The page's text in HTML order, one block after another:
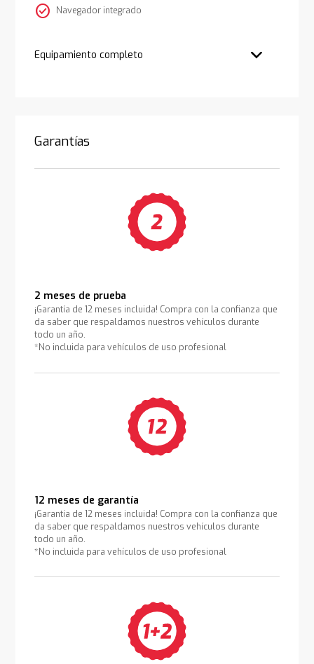
check_circle Navegador integrado
Equipamiento completo
Garantías
2 meses de prueba
¡Garantía de 12 meses incluida! Compra con la confianza que
da saber que respaldamos nuestros vehículos durante
todo un año.
*No incluida para vehículos de uso profesional
12 meses de garantía
¡Garantía de 12 meses incluida! Compra con la confianza que
da saber que respaldamos nuestros vehículos durante
todo un año.
*No incluida para vehículos de uso profesional